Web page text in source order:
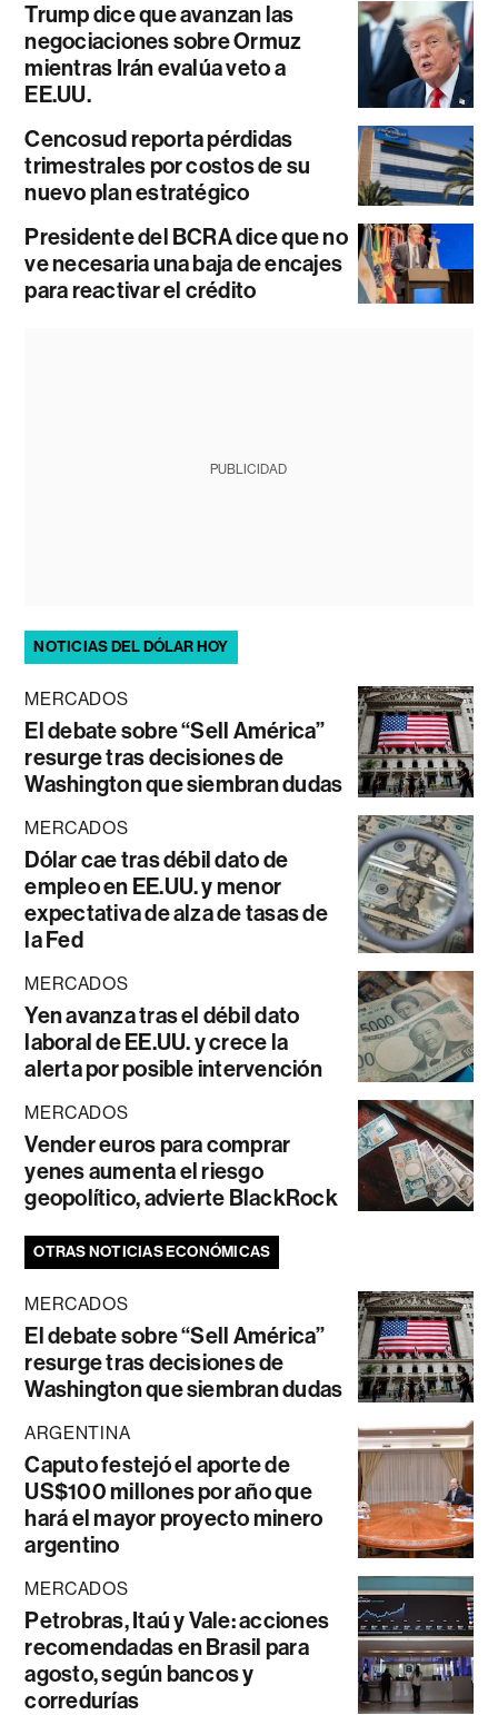
Trump dice que avanzan las
negociaciones sobre Ormuz
mientras Irán evalúa veto a
EE.UU.
Cencosud reporta pérdidas
trimestrales por costos de su
nuevo plan estratégico
Presidente del BCRA dice que no
ve necesaria una baja de encajes
para reactivar el crédito
PUBLICIDAD
NOTICIAS DEL DÓLAR HOY
MERCADOS
El debate sobre “Sell América”
resurge tras decisiones de
Washington que siembran dudas
MERCADOS
Dólar cae tras débil dato de
empleo en EE.UU. y menor
expectativa de alza de tasas de
la Fed
MERCADOS
Yen avanza tras el débil dato
laboral de EE.UU. y crece la
alerta por posible intervención
MERCADOS
Vender euros para comprar
yenes aumenta el riesgo
geopolítico, advierte BlackRock
OTRAS NOTICIAS ECONÓMICAS
MERCADOS
El debate sobre “Sell América”
resurge tras decisiones de
Washington que siembran dudas
ARGENTINA
Caputo festejó el aporte de
US$100 millones por año que
hará el mayor proyecto minero
argentino
MERCADOS
Petrobras, Itaú y Vale: acciones
recomendadas en Brasil para
agosto, según bancos y
corredurías